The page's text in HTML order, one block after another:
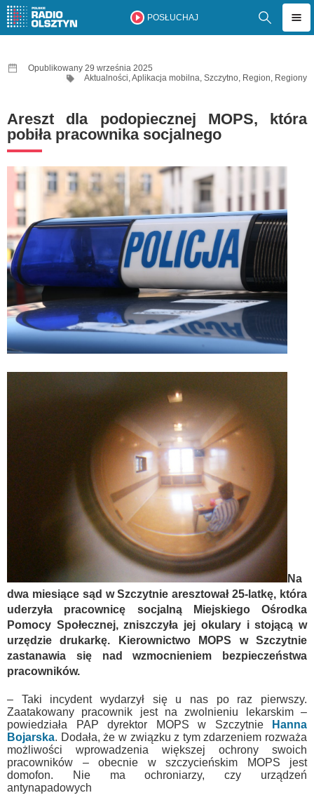
POSŁUCHAJ
Opublikowany 29 września 2025
Aktualności,Aplikacja mobilna, Szczytno, Region, Regiony
Areszt dla podopiecznej MOPS, która
pobiła pracownika socjalnego
Na
dwa miesiące sąd w Szczytnie aresztował 25-latkę, która
uderzyła pracownicę socjalną Miejskiego Ośrodka
Pomocy Społecznej, zniszczyła jej okulary i stojącą w
urzędzie drukarkę. Kierownictwo MOPS w Szczytnie
zastanawia się nad wzmocnieniem bezpieczeństwa
pracowników.
– Taki incydent wydarzył się u nas po raz pierwszy.
Zaatakowany pracownik jest na zwolnieniu lekarskim –
powiedziała PAP dyrektor MOPS w Szczytnie
Hanna
Bojarska. Dodała, że w związku z tym zdarzeniem rozważa
możliwości wprowadzenia większej ochrony swoich
pracowników – obecnie w szczycieńskim MOPS jest
domofon. Nie ma ochroniarzy, czy urządzeń
antynapadowych